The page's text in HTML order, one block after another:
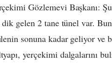
Gözlemevi Başkanı:
gelen 2 tane tünel var.
sonuna kadar geliyor ve
yerçekimi dalgalarını